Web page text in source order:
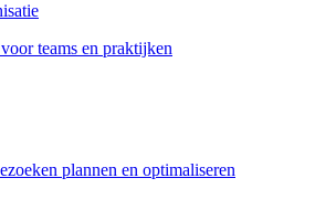
teams en praktijken
plannen en optimaliseren